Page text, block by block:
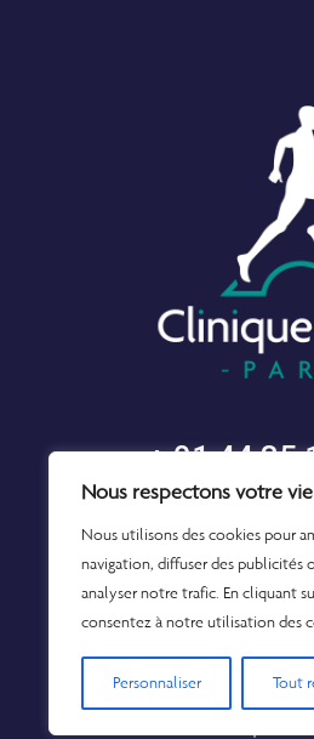
Nous respectons votre
Nous utilisons des cookies pour
navigation, diffuser des publicités
analyser notre trafic. En cliquant
consentez à notre utilisation des
Personnaliser Tout
+ 01 44 85